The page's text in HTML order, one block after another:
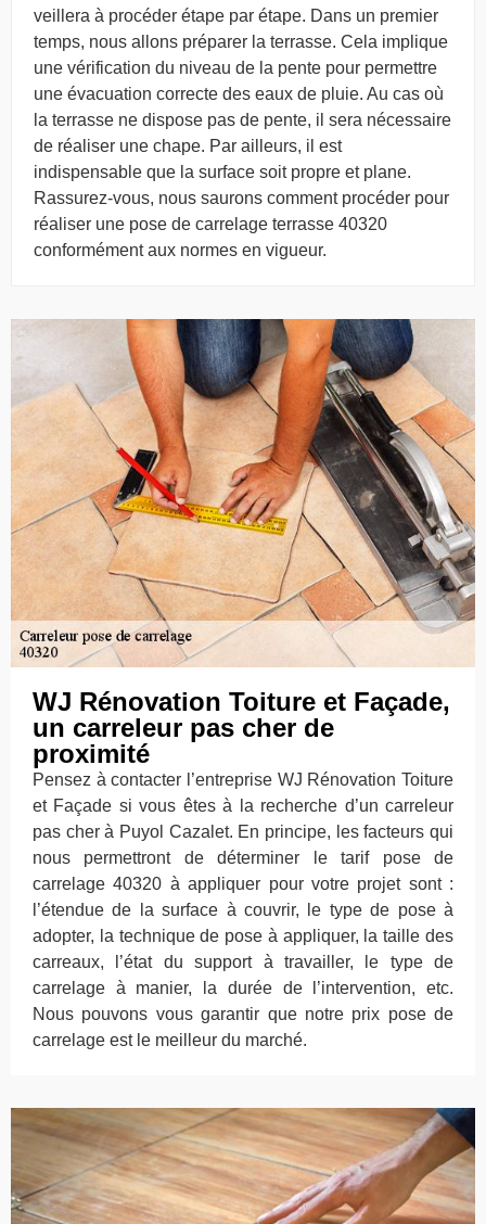
veillera à procéder étape par étape. Dans un premier
temps, nous allons préparer la terrasse. Cela implique
une vérification du niveau de la pente pour permettre
une évacuation correcte des eaux de pluie. Au cas où
la terrasse ne dispose pas de pente, il sera nécessaire
de réaliser une chape. Par ailleurs, il est
indispensable que la surface soit propre et plane.
Rassurez-vous, nous saurons comment procéder pour
réaliser une pose de carrelage terrasse 40320
conformément aux normes en vigueur.
WJ Rénovation Toiture et Façade,
un carreleur pas cher de
proximité
Pensez à contacter l’entreprise WJ Rénovation Toiture
et Façade si vous êtes à la recherche d’un carreleur
pas cher à Puyol Cazalet. En principe, les facteurs qui
nous permettront de déterminer le tarif pose de
carrelage 40320 à appliquer pour votre projet sont :
l’étendue de la surface à couvrir, le type de pose à
adopter, la technique de pose à appliquer, la taille des
carreaux, l’état du support à travailler, le type de
carrelage à manier, la durée de l’intervention, etc.
Nous pouvons vous garantir que notre prix pose de
carrelage est le meilleur du marché.